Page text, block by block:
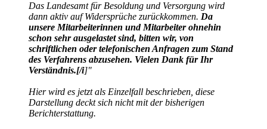
Das Landesamt für Besoldung und Versorgung wird
dann aktiv auf Widersprüche zurückkommen. Da
unsere Mitarbeiterinnen und Mitarbeiter ohnehin
schon sehr ausgelastet sind, bitten wir, von
schriftlichen oder telefonischen Anfragen zum Stand
des Verfahrens abzusehen. Vielen Dank für Ihr
Verständnis.[/i]"
Hier wird es jetzt als Einzelfall beschrieben, diese
Darstellung deckt sich nicht mit der bisherigen
Berichterstattung.